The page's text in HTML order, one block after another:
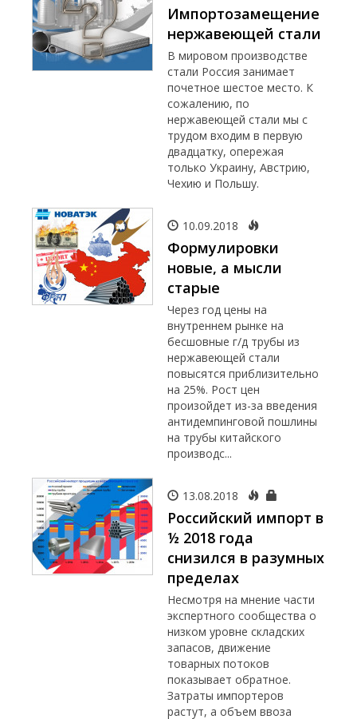
Импортозамещение
нержавеющей стали
В мировом производстве
стали Россия занимает
почетное шестое место. К
сожалению, по
нержавеющей стали мы с
трудом входим в первую
двадцатку, опережая
только Украину, Австрию,
Чехию и Польшу.
10.09.2018
Формулировки
новые, а мысли
старые
Через год цены на
внутреннем рынке на
бесшовные г/д трубы из
нержавеющей стали
повысятся приблизительно
на 25%. Рост цен
произойдет из-за введения
антидемпинговой пошлины
на трубы китайского
производс...
13.08.2018
Российский импорт в
½ 2018 года
снизился в разумных
пределах
Несмотря на мнение части
экспертного сообщества о
низком уровне складских
запасов, движение
товарных потоков
показывает обратное.
Затраты импортеров
растут, а объем ввоза